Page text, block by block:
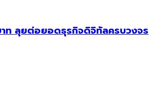
าท ลุยต่อยอดธุรกิจดิจิทัลครบวงจร